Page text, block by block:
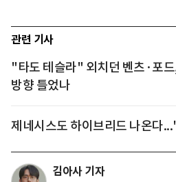
관련 기사
"타도 테슬라" 외치던 벤츠·포
방향 틀었나
제네시스도 하이브리드 나온다
김아사 기자